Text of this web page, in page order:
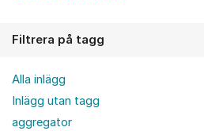
Filtrera på tagg
Alla inlägg
Inlägg utan tagg
aggregator